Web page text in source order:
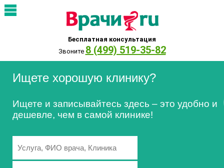
Бесплатная консультация
Звоните 8 (499) 519-35-82
Ищете хорошую клинику?
Ищете и записывайтесь здесь – это удобно и
дешевле, чем в самой клинике!